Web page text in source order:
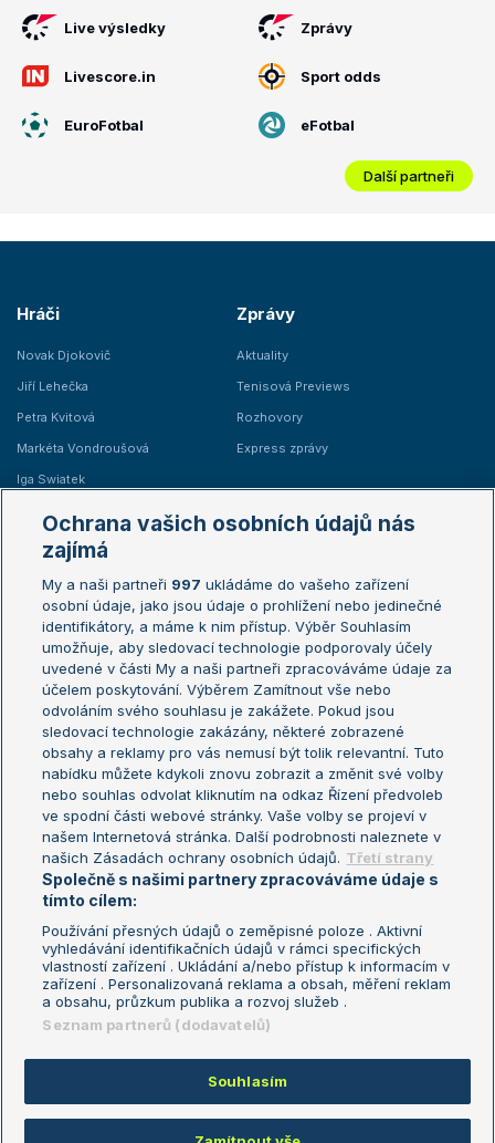
Live výsledky Zprávy
Livescore.in Sport odds
EuroFotbal eFotbal
Další partneři
Hráči
Novak Djokovič
Jiří Lehečka
Petra Kvitová
Markéta Vondroušová
Iga Swiatek
Zprávy
Aktuality
Tenisová Previews
Rozhovory
Express zprávy
Žebříčky
Žebříček ATP (muži)
Žebříček WTA (ženy)
Sázkařský žebříček
Australian Open
French Open
Wimbledon
US Open
Turnaj mistrů
Turnaj mistryň
Aktualní trendy
Fotbalové přestupy
Livesport Daily
LS Prague Open
Podmínky užití
Nastavení soukromí
GDPR a žurnalistika
Reklama
Kontakt
Informace o zpracování osobních
údajů
Copyright © 2008-2026 TenisPortal.cz. Využíváme zpravodajství ČTK.
Ochrana vašich osobních údajů nás
zajímá
My a naši partneři 997 ukládáme do vašeho zařízení
osobní údaje, jako jsou údaje o prohlížení nebo jedinečné
identifikátory, a máme k nim přístup. Výběr Souhlasím
umožňuje, aby sledovací technologie podporovaly účely
uvedené v části My a naši partneři zpracováváme údaje za
účelem poskytování. Výběrem Zamítnout vše nebo
odvoláním svého souhlasu je zakážete. Pokud jsou
sledovací technologie zakázány, některé zobrazené
obsahy a reklamy pro vás nemusí být tolik relevantní. Tuto
nabídku můžete kdykoli znovu zobrazit a změnit své volby
nebo souhlas odvolat kliknutím na odkaz Řízení předvoleb
ve spodní části webové stránky. Vaše volby se projeví v
našem Internetová stránka. Další podrobnosti naleznete v
našich Zásadách ochrany osobních údajů. Třetí strany
Společně s našimi partnery zpracováváme údaje s
tímto cílem:
Používání přesných údajů o zeměpisné poloze . Aktivní
vyhledávání identifikačních údajů v rámci specifických
vlastností zařízení . Ukládání a/nebo přístup k informacím v
zařízení . Personalizovaná reklama a obsah, měření reklam
a obsahu, průzkum publika a rozvoj služeb .
Seznam partnerů (dodavatelů)
Souhlasím